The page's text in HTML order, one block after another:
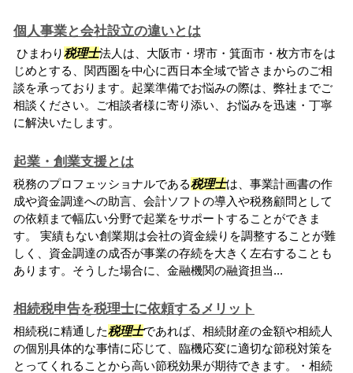
個人事業と会社設立の違いとは
ひまわり税理士法人は、大阪市・堺市・箕面市・枚方市をは
じめとする、関西圏を中心に西日本全域で皆さまからのご相
談を承っております。起業準備でお悩みの際は、弊社までご
相談ください。ご相談者様に寄り添い、お悩みを迅速・丁寧
に解決いたします。
起業・創業支援とは
税務のプロフェッショナルである税理士は、事業計画書の作
成や資金調達への助言、会計ソフトの導入や税務顧問として
の依頼まで幅広い分野で起業をサポートすることができま
す。 実績もない創業期は会社の資金繰りを調整することが難
しく、資金調達の成否が事業の存続を大きく左右することも
あります。そうした場合に、金融機関の融資担当...
相続税申告を税理士に依頼するメリット
相続税に精通した税理士であれば、相続財産の金額や相続人
の個別具体的な事情に応じて、臨機応変に適切な節税対策を
とってくれることから高い節税効果が期待できます。・相続